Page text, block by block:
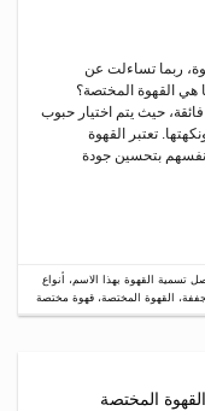
ربما تساءلت عن
هي القهوة المختصة؟
حيث يتم اختيار حبوب
تعتبر القهوة
بتحسين جودة
تسمية القهوة بهذا الاسم، أنواع
، القهوة المختصة،قهوة مختصة
المختصة